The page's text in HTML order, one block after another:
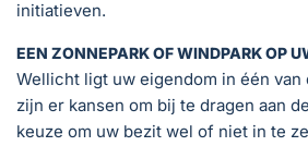
initiatieven.
EEN ZONNEPARK OF WINDPARK OP
Wellicht ligt uw eigendom in één van
zijn er kansen om bij te dragen aan
keuze om uw bezit wel of niet in te